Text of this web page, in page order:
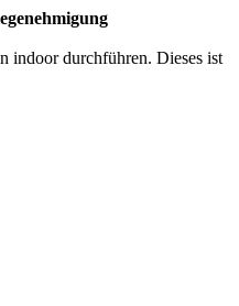
indoor durchführen. Dieses ist